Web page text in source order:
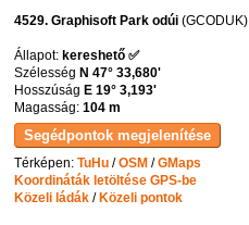
4529. Graphisoft Park odúi (GCODUK)
Állapot:kereshető ✅
SzélességN 47° 33,680'
HosszúságE 19° 3,193'
Magasság:104 m
Térképen:TuHu /OSM /GMaps
Koordináták letöltése GPS-be
Közeli ládák /Közeli pontok